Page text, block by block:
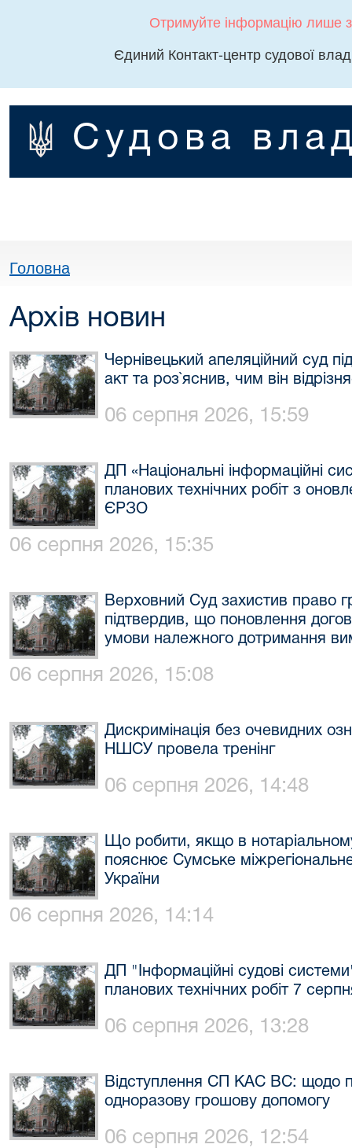
Отримуйте інформацію лише
Єдиний Контакт-центр судової
Судова
Головна
Архів новин
Чернівецький апеляційний суд
акт та роз`яснив, чим він
06 серпня 2026, 15:59
ДП «Національні інформаційні
планових технічних робіт з
ЄРЗО
06 серпня 2026, 15:35
Верховний Суд захистив право
підтвердив, що поновлення
умови належного дотримання
06 серпня 2026, 15:08
Дискримінація без очевидних
НШСУ провела тренінг
06 серпня 2026, 14:48
Що робити, якщо в
пояснює Сумське
України
06 серпня 2026, 14:14
ДП "Інформаційні судові
планових технічних робіт 7
06 серпня 2026, 13:28
Відступлення СП КАС ВС: щодо
одноразову грошову допомогу
06 серпня 2026, 12:54